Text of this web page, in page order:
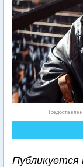
Публикуется